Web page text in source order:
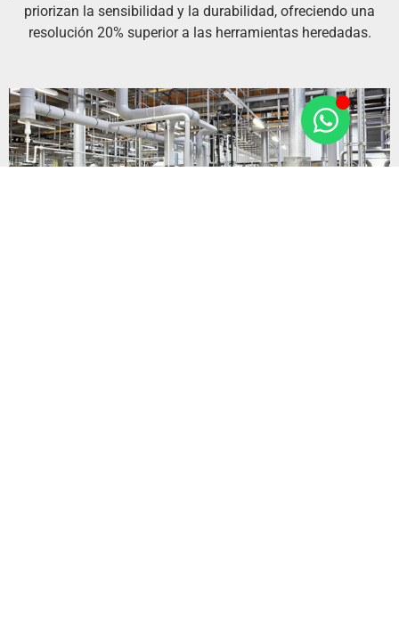
priorizan la sensibilidad y la durabilidad, ofreciendo una
resolución 20% superior a las herramientas heredadas.